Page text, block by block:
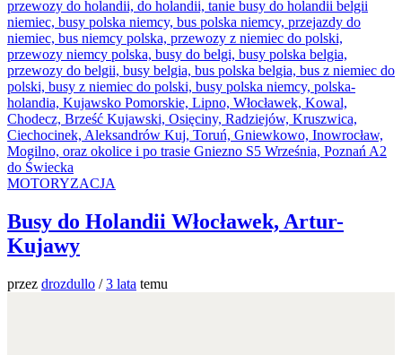
MOTORYZACJA
Busy do Holandii Włocławek, Artur-
Kujawy
przez drozdullo /3 lata temu